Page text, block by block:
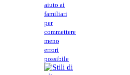
aiuto ai
familiari
per
commettere
meno
errori
possibile